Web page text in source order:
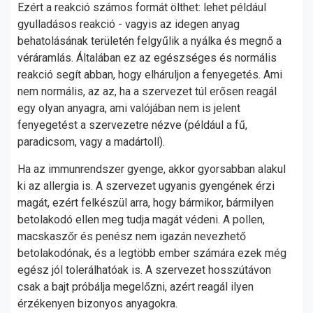
Ezért a reakció számos formát ölthet: lehet például
gyulladásos reakció - vagyis az idegen anyag
behatolásának területén felgyűlik a nyálka és megnő a
véráramlás. Általában ez az egészséges és normális
reakció segít abban, hogy elháruljon a fenyegetés. Ami
nem normális, az az, ha a szervezet túl erősen reagál
egy olyan anyagra, ami valójában nem is jelent
fenyegetést a szervezetre nézve (például a fű,
paradicsom, vagy a madártoll).
Ha az immunrendszer gyenge, akkor gyorsabban alakul
ki az allergia is. A szervezet ugyanis gyengének érzi
magát, ezért felkészül arra, hogy bármikor, bármilyen
betolakodó ellen meg tudja magát védeni. A pollen,
macskaszőr és penész nem igazán nevezhető
betolakodónak, és a legtöbb ember számára ezek még
egész jól tolerálhatóak is. A szervezet hosszútávon
csak a bajt próbálja megelőzni, azért reagál ilyen
érzékenyen bizonyos anyagokra.